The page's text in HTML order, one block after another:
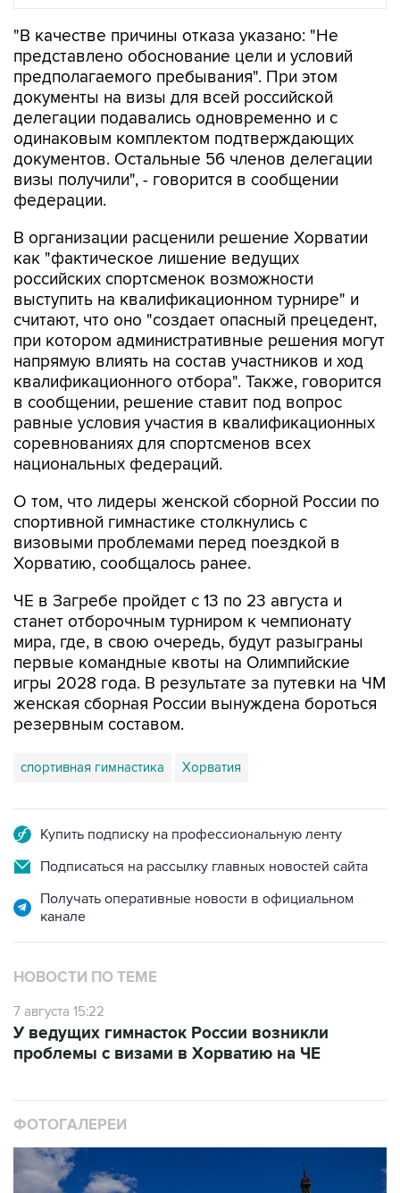
"В качестве причины отказа указано: "Не
представлено обоснование цели и условий
предполагаемого пребывания". При этом
документы на визы для всей российской
делегации подавались одновременно и с
одинаковым комплектом подтверждающих
документов. Остальные 56 членов делегации
визы получили", - говорится в сообщении
федерации.
В организации расценили решение Хорватии
как "фактическое лишение ведущих
российских спортсменок возможности
выступить на квалификационном турнире" и
считают, что оно "создает опасный прецедент,
при котором административные решения могут
напрямую влиять на состав участников и ход
квалификационного отбора". Также, говорится
в сообщении, решение ставит под вопрос
равные условия участия в квалификационных
соревнованиях для спортсменов всех
национальных федераций.
О том, что лидеры женской сборной России по
спортивной гимнастике столкнулись с
визовыми проблемами перед поездкой в
Хорватию, сообщалось ранее.
ЧЕ в Загребе пройдет с 13 по 23 августа и
станет отборочным турниром к чемпионату
мира, где, в свою очередь, будут разыграны
первые командные квоты на Олимпийские
игры 2028 года. В результате за путевки на ЧМ
женская сборная России вынуждена бороться
резервным составом.
спортивная гимнастика Хорватия
Купить подписку на профессиональную ленту
Подписаться на рассылку главных новостей сайта
Получать оперативные новости в официальном
канале
НОВОСТИ ПО ТЕМЕ
7 августа 15:22
У ведущих гимнасток России возникли
проблемы с визами в Хорватию на ЧЕ
ФОТОГАЛЕРЕИ